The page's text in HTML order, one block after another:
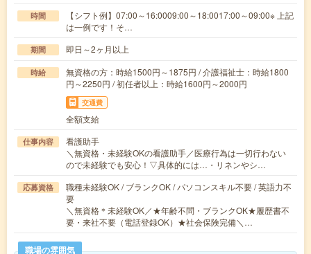
時間
【シフト例】07:00～16:0009:00～18:0017:00～09:00※ 上記
は一例です！そ…
期間 即日～2ヶ月以上
時給
無資格の方：時給1500円～1875円 / 介護福祉士：時給1800
円～2250円 / 初任者以上：時給1600円～2000円
交通費
全額支給
仕事内容
看護助手
＼無資格・未経験OKの看護助手／医療行為は一切行わない
ので未経験でも安心！▽具体的には…・リネンやシ…
応募資格
職種未経験OK / ブランクOK / パソコンスキル不要 / 英語力不
要
＼無資格＊未経験OK／★年齢不問・ブランクOK★履歴書不
要・来社不要（電話登録OK）★社会保険完備＼…
職場の雰囲気